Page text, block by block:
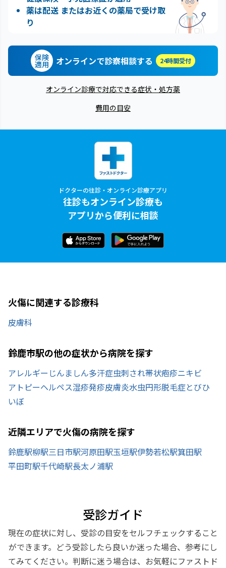
薬は配送 またはお近くの薬局で受け取
り
保険
適用 オンラインで診察相談する 24時間受付
オンライン診療で対応できる症状・処方薬
費用の目安
ドクターの往診・オンライン診療アプリ
往診もオンライン診療も
アプリから便利に相談
火傷に関連する診療科
皮膚科
鈴鹿市駅の他の症状から病院を探す
アレルギー じんましん多汗症虫刺され帯状疱疹ニキビ
アトピーヘルペス湿疹発疹皮膚炎水虫円形脱毛症とびひ
いぼ
近隣エリアで火傷の病院を探す
鈴鹿駅柳駅三日市駅河原田駅玉垣駅伊勢若松駅箕田駅
平田町駅千代崎駅長太ノ浦駅
受診ガイド
現在の症状に対し、受診の目安をセルフチェックすること
ができます。どう受診したら良いか迷った場合、参考にし
てみてください。判断に迷う場合は、お気軽にファストド